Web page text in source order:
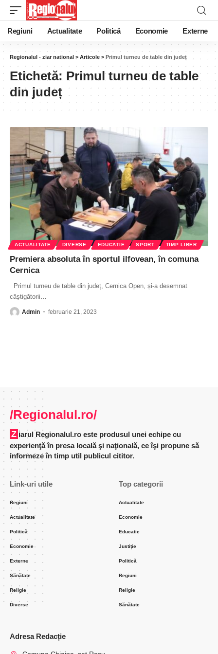
Regiuni Actualitate Politică Economie Externe
Regionalul - ziar national > Articole > Primul turneu de table din județ
Etichetă: Primul turneu de table
din județ
ACTUALITATE DIVERSE EDUCATIE SPORT TIMP LIBER
Premiera absoluta în sportul ilfovean, în comuna
Cernica
Primul turneu de table din județ, Cernica Open, și-a desemnat
câștigătorii
Admin februarie 21, 2023
/Regionalul.ro/
Ziarul Regionalul.ro este produsul unei echipe cu
experienţă în presa locală şi naţională, ce îşi propune să
informeze în timp util publicul cititor.
Link-uri utile
Regiuni
Actualitate
Politică
Economie
Externe
Sănătate
Religie
Diverse
Top categorii
Actualitate
Economie
Educatie
Justiție
Politică
Regiuni
Religie
Sănătate
Adresa Redacție